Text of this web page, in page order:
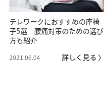
テレワークにおすすめの座椅
子5選 腰痛対策のための選び
方も紹介
2021.06.04 詳しく見る 〉